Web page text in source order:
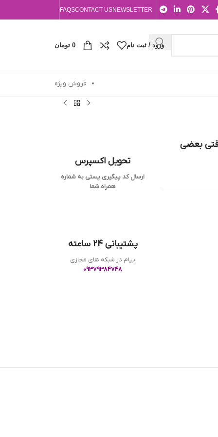
NEWSLETTER
CONTACT US
FAQS
ورود / ثبت نام 0 تومان
فروش ویژه
بعضي
تحویل اکسپرس
ارسال کد پیگیری پستی به شماره
همراه شما
پشتیبانی 24 ساعته
پیام در شبکه های مجازی
09379384748